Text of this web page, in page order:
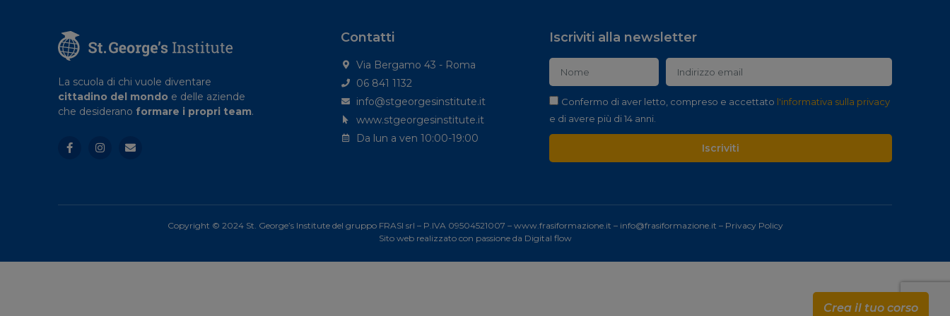
Crea il tuo corso
La scuola di chi vuole diventare
cittadino del mondo e delle aziende
che desiderano formare i propri team.
Contatti
Via Bergamo 43 - Roma
06 841 1132
info@stgeorgesinstitute.it
www.stgeorgesinstitute.it
Da lun a ven 10:00-19:00
Iscriviti alla newsletter
Confermo di aver letto, compreso e accettato l'informativa sulla privacy
e di avere più di 14 anni.
Iscriviti
Copyright © 2024 St. George’s Institute del gruppo FRASI srl – P.IVA 09504521007 – www.frasiformazione.it – info@frasiformazione.it – Privacy Policy
Sito web realizzato con passione da Digital flow